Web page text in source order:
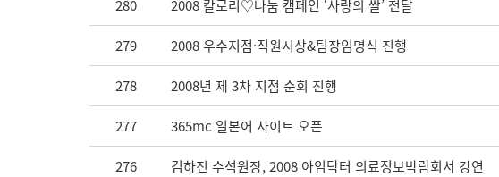
280 2008 칼로리♡나눔 캠페인 ‘사랑의 쌀’ 전달
279 2008 우수지점·직원시상&팀장임명식 진행
278 2008년 제 3차 지점 순회 진행
277 365mc 일본어 사이트 오픈
276 김하진 수석원장, 2008 아임닥터 의료정보박람회서 강연